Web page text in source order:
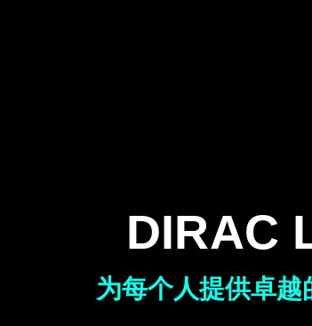
DIRAC
为每个人提供卓越